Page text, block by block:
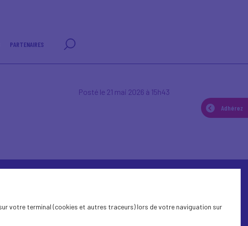
PARTENAIRES
Adhérez
Posté le 21 mai 2026 à 15h43
votre terminal (cookies et autres traceurs) lors de votre naviguation sur